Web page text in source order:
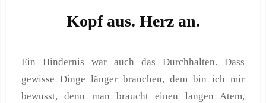
Kopf aus. Herz an.
Ein Hindernis war auch das Durchhalten. Dass
gewisse Dinge länger brauchen, dem bin ich mir
bewusst, denn man braucht einen langen Atem,